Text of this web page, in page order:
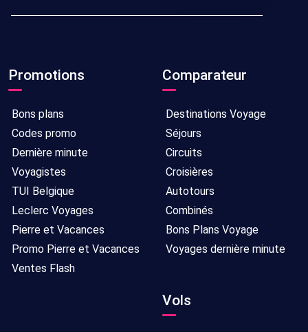
Promotions
Bons plans
Codes promo
Dernière minute
Voyagistes
TUI Belgique
Leclerc Voyages
Pierre et Vacances
Promo Pierre et Vacances
Ventes Flash
Comparateur
Destinations Voyage
Séjours
Circuits
Croisières
Autotours
Combinés
Bons Plans Voyage
Voyages dernière minute
Vols